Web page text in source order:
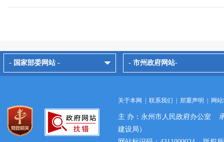
- 国家部委网站 - - 市州政府网站-
关于本网 联系我们 郑重声明 网
主 办：永州市人民政府办公室
建设局）